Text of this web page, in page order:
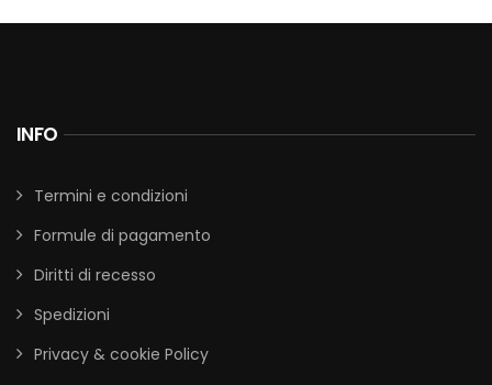
INFO
Termini e condizioni
Formule di pagamento
Diritti di recesso
Spedizioni
Privacy & cookie Policy